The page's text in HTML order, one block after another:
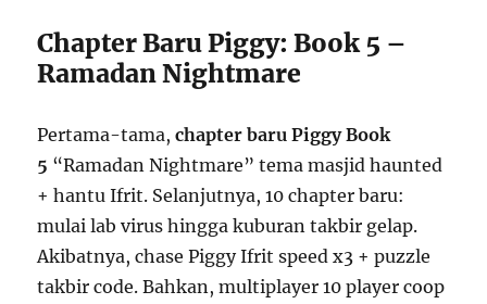
Chapter Baru Piggy: Book 5 –
Ramadan Nightmare
Pertama-tama,chapter baru Piggy Book
5 “Ramadan Nightmare” tema masjid haunted
+ hantu Ifrit. Selanjutnya, 10 chapter baru:
mulai lab virus hingga kuburan takbir gelap.
Akibatnya, chase Piggy Ifrit speed x3 + puzzle
takbir code. Bahkan, multiplayer 10 player coop